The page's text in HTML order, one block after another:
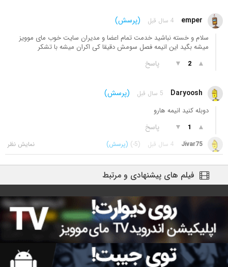
emper 4 سال قبل (پرسش)
سلام و خسته نباشید خدمت تمام اعضا و مدیران سایت خوب مای موویز
میشه بگید این انیمه فصل سومش دقیقا کی اکران میشه با تشکر
▲
2
▼ پاسخ
Daryoosh 5 سال قبل (پرسش)
دوبله کنید انیمه هارو
▲
1
▼ پاسخ
Jivar75 4 سال قبل (-5) (پرسش)
فیلم های پیشنهادی و مرتبط